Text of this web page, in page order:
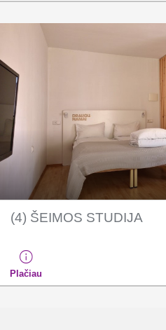
(4) ŠEIMOS STUDIJA
Plačiau